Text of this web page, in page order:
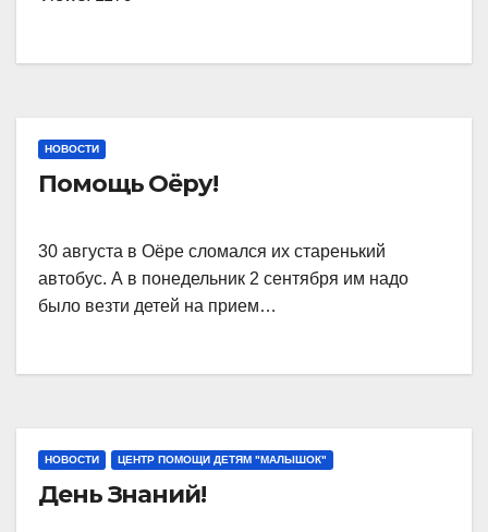
НОВОСТИ
Помощь Оёру!
30 августа в Оёре сломался их старенький
автобус. А в понедельник 2 сентября им надо
было везти детей на прием…
НОВОСТИ ЦЕНТР ПОМОЩИ ДЕТЯМ "МАЛЫШОК"
День Знаний!